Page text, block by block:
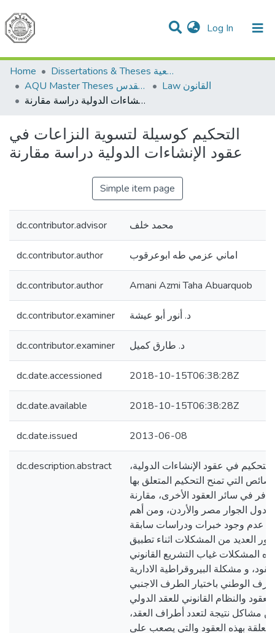
Log In (current)
Communities & Collections
All of DSpace
Home
Dissertations & Theses الرسائل الجامعية
AQU Master Theses الرسائل الجامعية الخاصة بجامعة القدس
Law القانون
التحكيم كوسيلة لتسوية النزاعات في عقود الإنشاءات الدولية دراسة مقارنة
التحكيم كوسيلة لتسوية النزاعات في
عقود الإنشاءات الدولية دراسة مقارنة
Simple item page
dc.contributor.advisor محمد خلف
dc.contributor.author اماني عزمي طه ابوعرقوب
dc.contributor.author Amani Azmi Taha Abuarquob
dc.contributor.examiner د. أنور أبو عيشة
dc.contributor.examiner د. طارق كميل
dc.date.accessioned 2018-10-15T06:38:28Z
dc.date.available 2018-10-15T06:38:28Z
dc.date.issued 2013-06-08
dc.description.abstract
في عقود الإنشاءات الدولية،
التي تمنح التحكيم المتعلق بها
في سائر العقود الأخرى، مقارنة
الجوار مصر والأردن، ومن أهم
عدم وجود خبرات ودراسات سابقة
العديد من المشكلات اثناء تطبيق
المشكلات غياب التشريع القانوني
و مشكلة البيروقراطية الادارية
الوطني باختيار الطرف الاجنبي
والنظام القانوني للعقد الدولي
مشاكل نتيجة لتعدد أطراف العقد،
بهذه العقود والتي يصعب على